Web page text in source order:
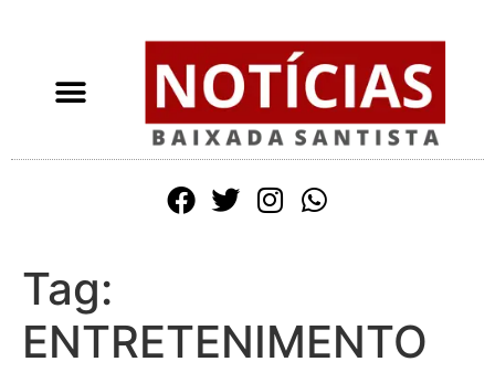
Tag:
ENTRETENIMENTO